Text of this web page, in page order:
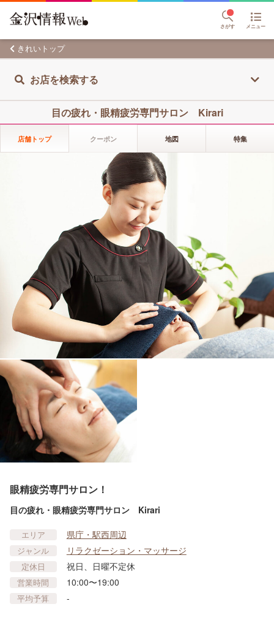
さがす メニュー
きれいトップ
お店を検索する
目の疲れ・眼精疲労専門サロン Kirari
店舗トップ クーポン 地図 特集
眼精疲労専門サロン！
目の疲れ・眼精疲労専門サロン Kirari
エリア 県庁・駅西周辺
ジャンル リラクゼーション・マッサージ
定休日 祝日、日曜不定休
営業時間 10:00〜19:00
平均予算 -